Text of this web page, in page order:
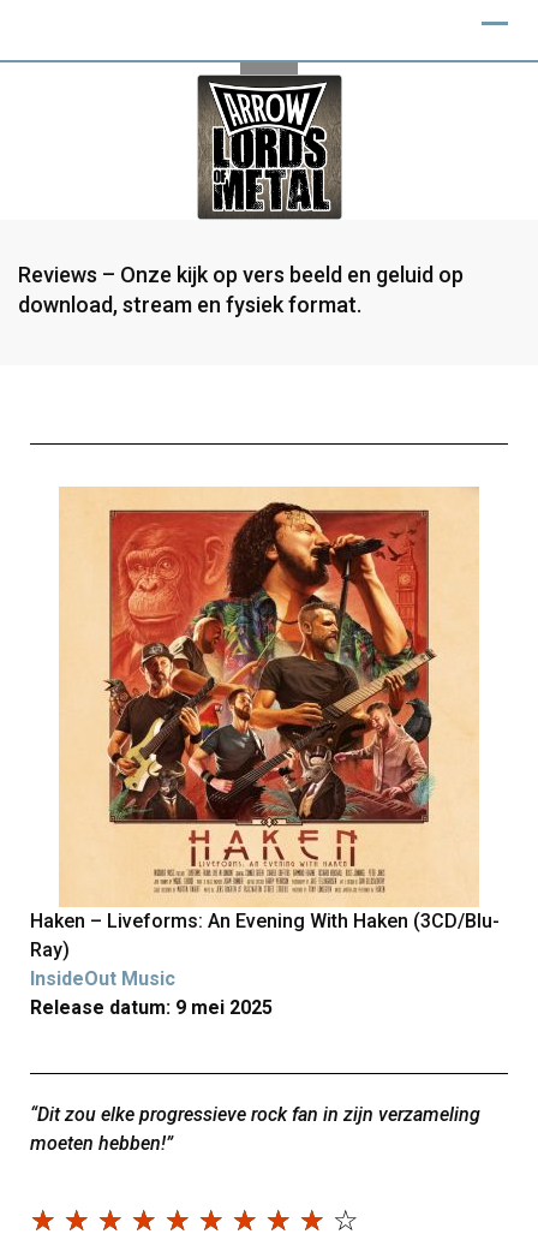
Reviews – Onze kijk op vers beeld en geluid op
download, stream en fysiek format.
Haken – Liveforms: An Evening With Haken (3CD/Blu-
Ray)
InsideOut Music
Release datum: 9 mei 2025
“Dit zou elke progressieve rock fan in zijn verzameling
moeten hebben!”
☆ ☆ ☆ ☆ ☆ ☆ ☆ ☆ ☆ ☆